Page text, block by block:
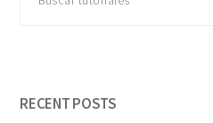
tutoriales
RECENT POSTS